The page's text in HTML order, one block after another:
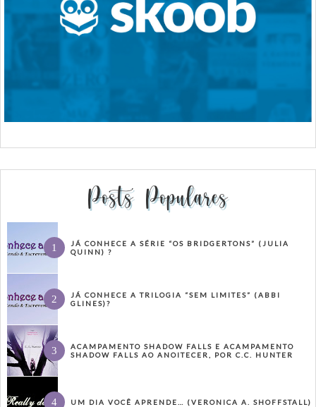
Posts Populares
JÁ CONHECE A SÉRIE “OS BRIDGERTONS” (JULIA
QUINN) ?
JÁ CONHECE A TRILOGIA “SEM LIMITES” (ABBI
GLINES)?
ACAMPAMENTO SHADOW FALLS E ACAMPAMENTO
SHADOW FALLS AO ANOITECER, POR C.C. HUNTER
UM DIA VOCÊ APRENDE… (VERONICA A. SHOFFSTALL)